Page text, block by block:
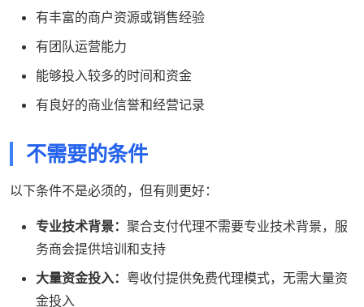
有丰富的商户资源或销售经验
有团队运营能力
能够投入较多的时间和资金
有良好的商业信誉和经营记录
不需要的条件
以下条件不是必须的，但有则更好：
专业技术背景： 聚合支付代理不需要专业技术背景，服
务商会提供培训和支持
大量资金投入： 粤收付提供免费代理模式，无需大量资
金投入